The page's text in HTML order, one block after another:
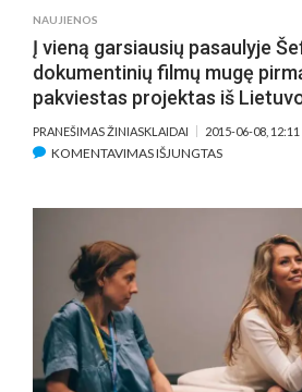
RUDENĮ
NAUJIENOS
Į vieną garsiausių pasaulyje
dokumentinių filmų mugę
pakviestas projektas iš
PRANEŠIMAS ŽINIASKLAIDAI 2015-06-08, 12:11
KOMENTAVIMAS IŠJUNGTASĮRAŠE
PASAULYJE
ŠEFILDO
FILMŲ
MUGĘ
PIRMĄ
KARTĄ